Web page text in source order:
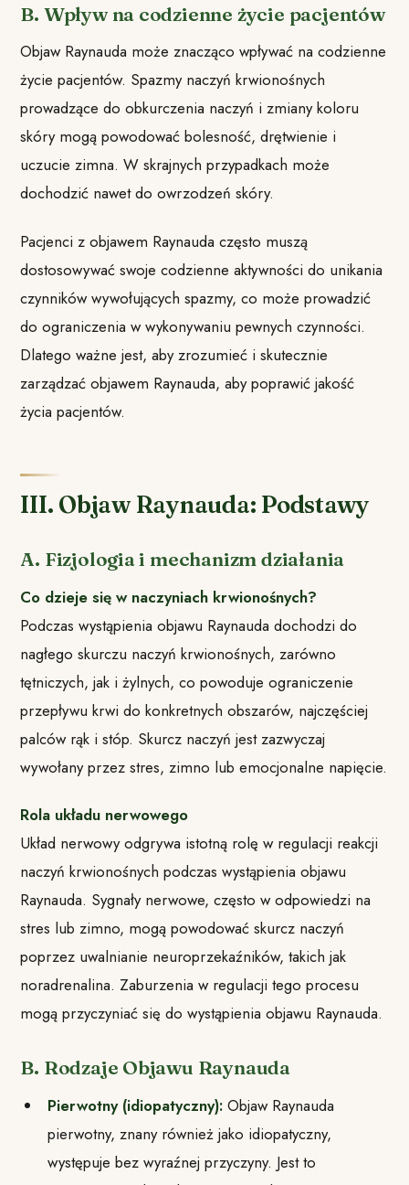
B. Wpływ na codzienne życie pacjentów
Objaw Raynauda może znacząco wpływać na codzienne
życie pacjentów. Spazmy naczyń krwionośnych
prowadzące do obkurczenia naczyń i zmiany koloru
skóry mogą powodować bolesność, drętwienie i
uczucie zimna. W skrajnych przypadkach może
dochodzić nawet do owrzodzeń skóry.
Pacjenci z objawem Raynauda często muszą
dostosowywać swoje codzienne aktywności do unikania
czynników wywołujących spazmy, co może prowadzić
do ograniczenia w wykonywaniu pewnych czynności.
Dlatego ważne jest, aby zrozumieć i skutecznie
zarządzać objawem Raynauda, aby poprawić jakość
życia pacjentów.
III. Objaw Raynauda: Podstawy
A. Fizjologia i mechanizm działania
Co dzieje się w naczyniach krwionośnych?
Podczas wystąpienia objawu Raynauda dochodzi do
nagłego skurczu naczyń krwionośnych, zarówno
tętniczych, jak i żylnych, co powoduje ograniczenie
przepływu krwi do konkretnych obszarów, najczęściej
palców rąk i stóp. Skurcz naczyń jest zazwyczaj
wywołany przez stres, zimno lub emocjonalne napięcie.
Rola układu nerwowego
Układ nerwowy odgrywa istotną rolę w regulacji reakcji
naczyń krwionośnych podczas wystąpienia objawu
Raynauda. Sygnały nerwowe, często w odpowiedzi na
stres lub zimno, mogą powodować skurcz naczyń
poprzez uwalnianie neuroprzekaźników, takich jak
noradrenalina. Zaburzenia w regulacji tego procesu
mogą przyczyniać się do wystąpienia objawu Raynauda.
B. Rodzaje Objawu Raynauda
Pierwotny (idiopatyczny): Objaw Raynauda
pierwotny, znany również jako idiopatyczny,
występuje bez wyraźnej przyczyny. Jest to